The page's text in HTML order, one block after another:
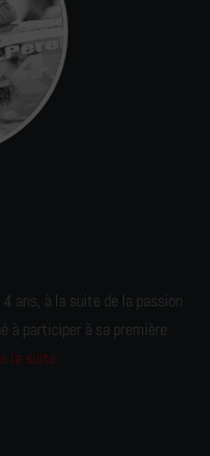
ans, à la suite de la passion
à participer à sa première
la suite